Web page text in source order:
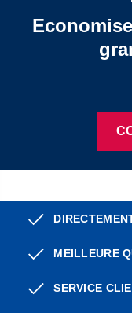
MEILLEURE
SERVICE